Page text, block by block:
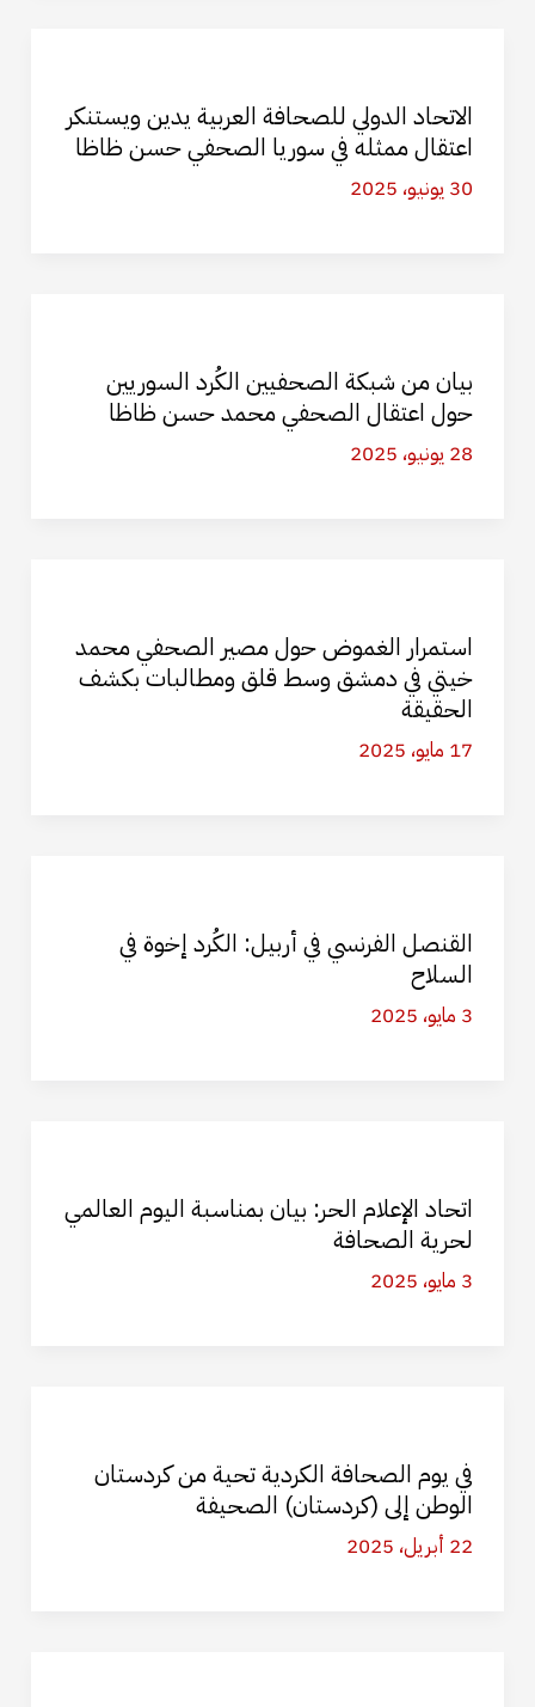
الاتحاد الدولي للصحافة العربية يدين ويستنكر
اعتقال ممثله في سوريا الصحفي حسن ظاظا
30 يونيو، 2025
بيان من شبكة الصحفيين الكُرد السوريين
حول اعتقال الصحفي محمد حسن ظاظا
28 يونيو، 2025
استمرار الغموض حول مصير الصحفي محمد
خيتي في دمشق وسط قلق ومطالبات بكشف
الحقيقة
17 مايو، 2025
القنصل الفرنسي في أربيل: الكُرد إخوة في
السلاح
3 مايو، 2025
اتحاد الإعلام الحر: بيان بمناسبة اليوم العالمي
لحرية الصحافة
3 مايو، 2025
في يوم الصحافة الكردية تحية من كردستان
الوطن إلى (كردستان) الصحيفة
22 أبريل، 2025